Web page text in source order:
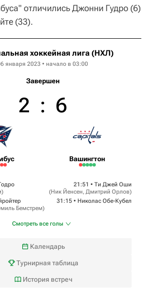
отличились Джонни Гудро (6)
(33).
хоккейная лига (НХЛ)
января 2023 • начало в 03:00
Завершен
2 : 6
Вашингтон
)
Бемстрем)
21:51 • Ти Джей Оши
(Ник Йенсен, Дмитрий Орлов)
31:15 • Николас Обе-Кубел
Смотреть все голы
Календарь
Турнирная таблица
История встреч